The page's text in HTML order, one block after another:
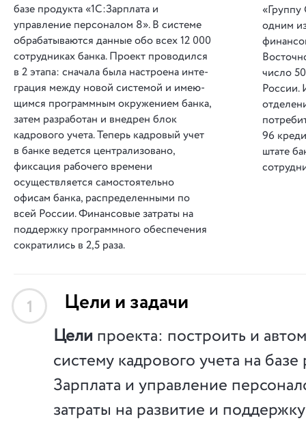
ба­зе про­дук­та «1С:Зарплата и
управление персоналом 8». В сис­те­ме
об­ра­ба­ты­ва­ются дан­ные обо всех 12 000
сот­руд­ни­ках банка. Про­ект про­во­дил­ся
в 2 эта­па: сна­ча­ла бы­ла на­стро­ена ин­те­
гра­ция меж­ду но­вой сис­те­мой и име­ю­
щимся програм­мным окру­же­ни­ем бан­ка,
за­тем ра­зра­бо­тан и вне­дрен блок
кадрового учета. Теперь кадровый учет
в банке ведется централизовано,
фиксация рабочего времени
осуществляется самостоятельно
офисам банка, распределенными по
всей России. Финансовые затраты на
поддержку программного обеспечения
сократились в 2,5 раза.
одним
число
России.
96
штате
1 Цели и задачи
Цели проекта: построить и
систему кадрового учета на
Зарплата и управление
затраты на развитие и